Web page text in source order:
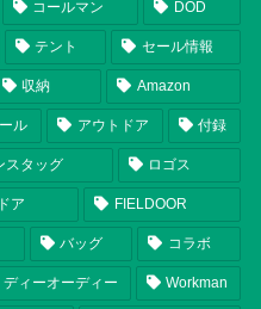
コールマン DOD
テント セール情報
収納 Amazon
ル アウトドア 付録
スタッグ ロゴス
ア FIELDOOR
バッグ コラボ
ディーオーディー Workman